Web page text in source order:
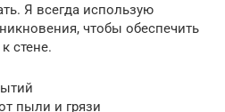
Я всегда использую
чтобы обеспечить
стене.
пыли и грязи